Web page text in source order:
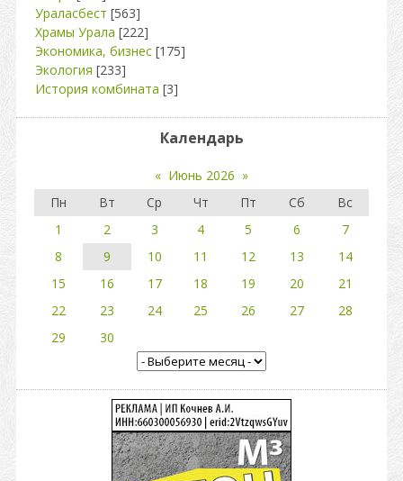
Ураласбест [563]
Храмы Урала [222]
Экономика, бизнес [175]
Экология [233]
История комбината [3]
Календарь
« Июнь 2026 »
Пн
Вт Ср Чт Пт Сб
Вс
1
2 3 4 5 6
7
8
9 10 11 12 13
14
15
16 17 18 19 20
21
22
23 24 25 26 27
28
29
30